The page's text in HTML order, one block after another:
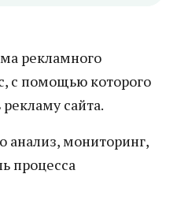
рекламного
с помощью которого
сайта.
анализ, мониторинг,
процесса